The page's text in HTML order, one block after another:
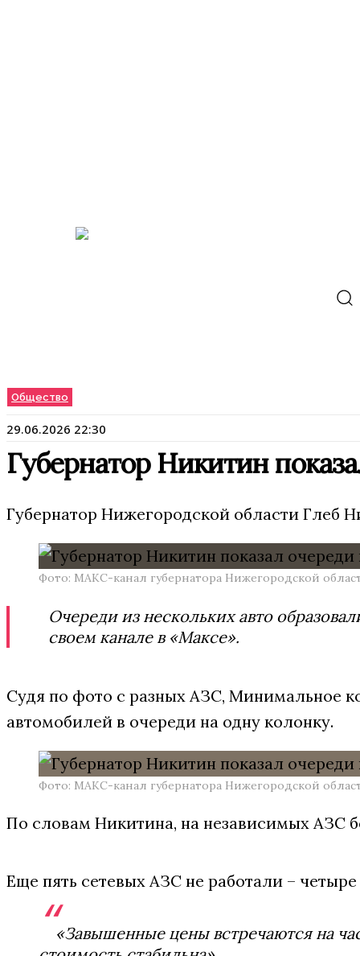
Общество
29.06.2026 22:30
Губернатор Никитин
Губернатор Нижегородской области Глеб
Фото: МАКС-канал губернатора Нижегородской
Очереди из нескольких авто
своем канале в «Максе».
Судя по фото с разных АЗС, Минимальное
автомобилей в очереди на одну колонку.
Фото: МАКС-канал губернатора Нижегородской
По словам Никитина, на независимых АЗС
Еще пять сетевых АЗС не работали –
«Завышенные цены встречаются на